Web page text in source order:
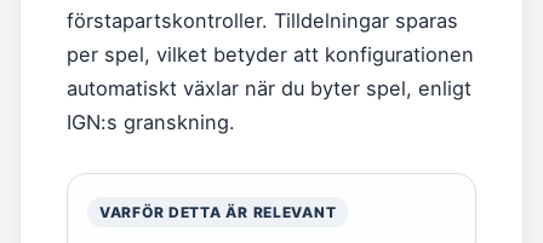
förstapartskontroller. Tilldelningar sparas
per spel, vilket betyder att konfigurationen
automatiskt växlar när du byter spel, enligt
IGN:s granskning.
VARFÖR DETTA ÄR RELEVANT